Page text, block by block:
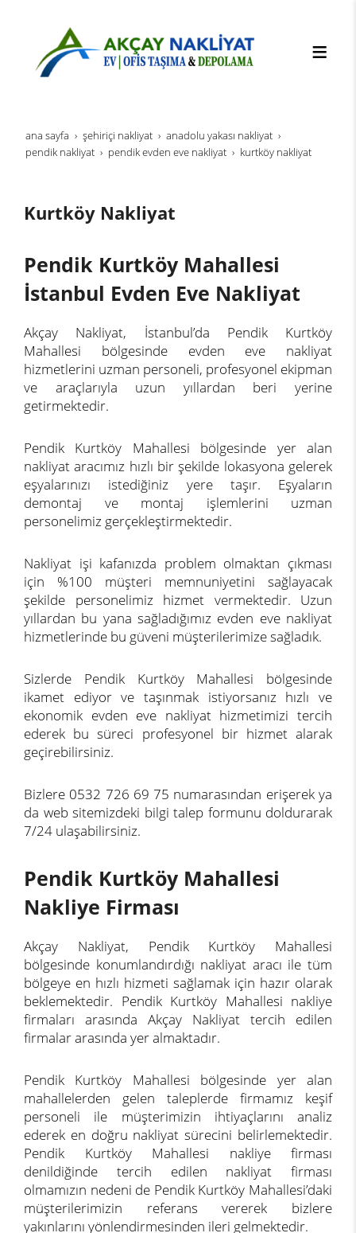
ana sayfa şehi̇ri̇çi̇ nakli̇yat
anadolu yakası nakliyat
pendik nakliyat
pendik evden eve nakliyat kurtköy nakliyat
Kurtköy Nakliyat
Pendik Kurtköy Mahallesi
İstanbul Evden Eve Nakliyat
Akçay Nakliyat, İstanbul’da Pendik Kurtköy
Mahallesi bölgesinde evden eve nakliyat
hizmetlerini uzman personeli, profesyonel ekipman
ve araçlarıyla uzun yıllardan beri yerine
getirmektedir.
Pendik Kurtköy Mahallesi bölgesinde yer alan
nakliyat aracımız hızlı bir şekilde lokasyona gelerek
eşyalarınızı istediğiniz yere taşır. Eşyaların
demontaj ve montaj işlemlerini uzman
personelimiz gerçekleştirmektedir.
Nakliyat işi kafanızda problem olmaktan çıkması
için %100 müşteri memnuniyetini sağlayacak
şekilde personelimiz hizmet vermektedir. Uzun
yıllardan bu yana sağladığımız evden eve nakliyat
hizmetlerinde bu güveni müşterilerimize sağladık.
Sizlerde Pendik Kurtköy Mahallesi bölgesinde
ikamet ediyor ve taşınmak istiyorsanız hızlı ve
ekonomik evden eve nakliyat hizmetimizi tercih
ederek bu süreci profesyonel bir hizmet alarak
geçirebilirsiniz.
Bizlere 0532 726 69 75 numarasından erişerek ya
da web sitemizdeki bilgi talep formunu doldurarak
7/24 ulaşabilirsiniz.
Pendik Kurtköy Mahallesi
Nakliye Firması
Akçay Nakliyat, Pendik Kurtköy Mahallesi
bölgesinde konumlandırdığı nakliyat aracı ile tüm
bölgeye en hızlı hizmeti sağlamak için hazır olarak
beklemektedir. Pendik Kurtköy Mahallesi nakliye
firmaları arasında Akçay Nakliyat tercih edilen
firmalar arasında yer almaktadır.
Pendik Kurtköy Mahallesi bölgesinde yer alan
mahallelerden gelen taleplerde firmamız keşif
personeli ile müşterimizin ihtiyaçlarını analiz
ederek en doğru nakliyat sürecini belirlemektedir.
Pendik Kurtköy Mahallesi nakliye firması
denildiğinde tercih edilen nakliyat firması
olmamızın nedeni de Pendik Kurtköy Mahallesi’daki
müşterilerimizin referans vererek bizlere
yakınlarını yönlendirmesinden ileri gelmektedir.